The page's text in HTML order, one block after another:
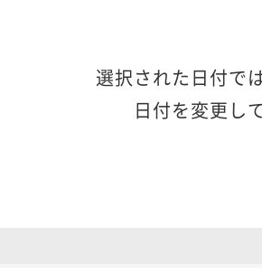
選択された日付で
日付を変更し